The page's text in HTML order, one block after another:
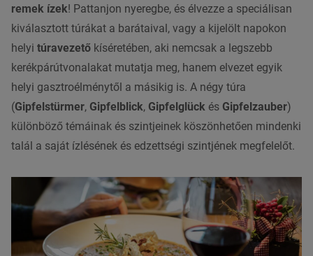
remek ízek! Pattanjon nyeregbe, és élvezze a speciálisan
kiválasztott túrákat a barátaival, vagy a kijelölt napokon
helyi túravezető kíséretében, aki nemcsak a legszebb
kerékpárútvonalakat mutatja meg, hanem elvezet egyik
helyi gasztroélménytől a másikig is. A négy túra
(Gipfelstürmer, Gipfelblick, Gipfelglück és Gipfelzauber)
különböző témáinak és szintjeinek köszönhetően mindenki
talál a saját ízlésének és edzettségi szintjének megfelelőt.